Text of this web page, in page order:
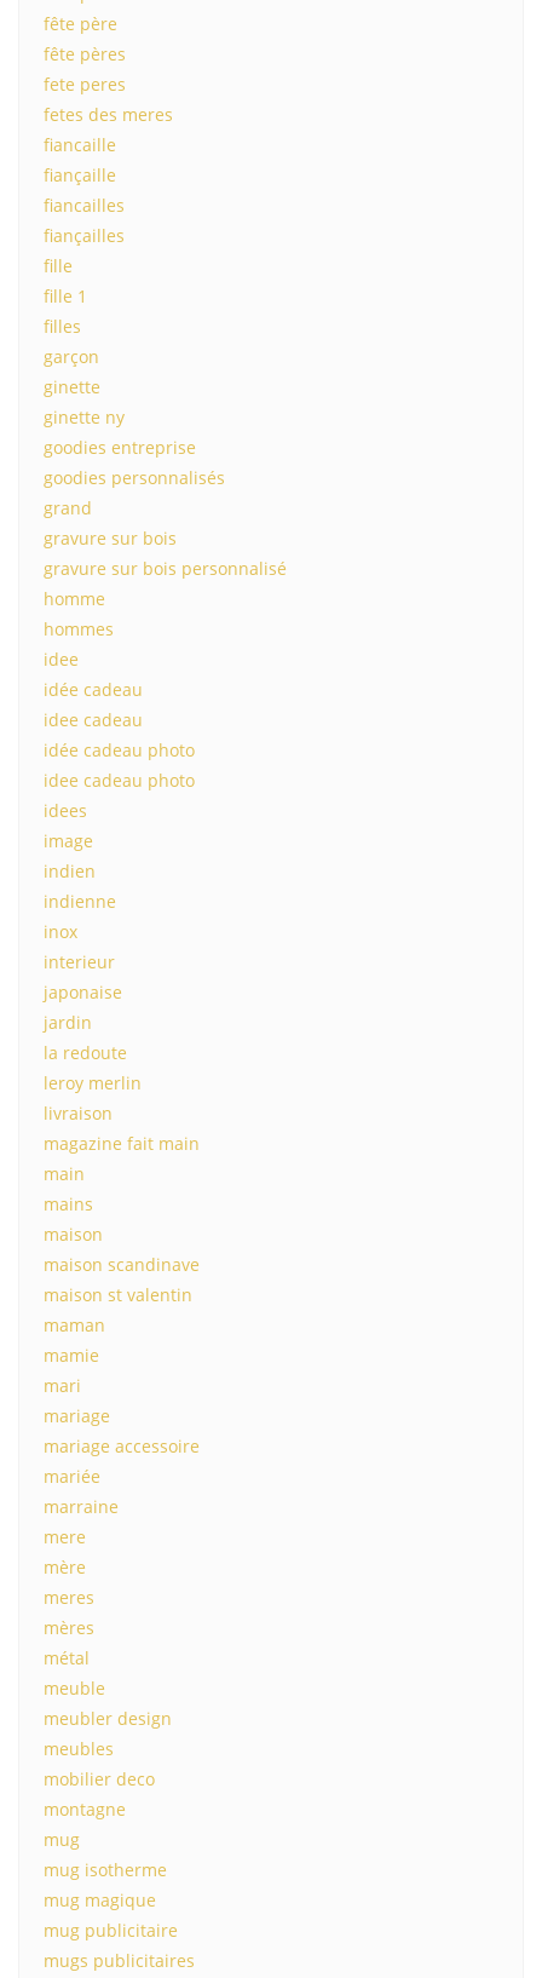
fête père
fête pères
fete peres
fetes des meres
fiancaille
fiançaille
fiancailles
fiançailles
fille
fille 1
filles
garçon
ginette
ginette ny
goodies entreprise
goodies personnalisés
grand
gravure sur bois
gravure sur bois personnalisé
homme
hommes
idee
idée cadeau
idee cadeau
idée cadeau photo
idee cadeau photo
idees
image
indien
indienne
inox
interieur
japonaise
jardin
la redoute
leroy merlin
livraison
magazine fait main
main
mains
maison
maison scandinave
maison st valentin
maman
mamie
mari
mariage
mariage accessoire
mariée
marraine
mere
mère
meres
mères
métal
meuble
meubler design
meubles
mobilier deco
montagne
mug
mug isotherme
mug magique
mug publicitaire
mugs publicitaires